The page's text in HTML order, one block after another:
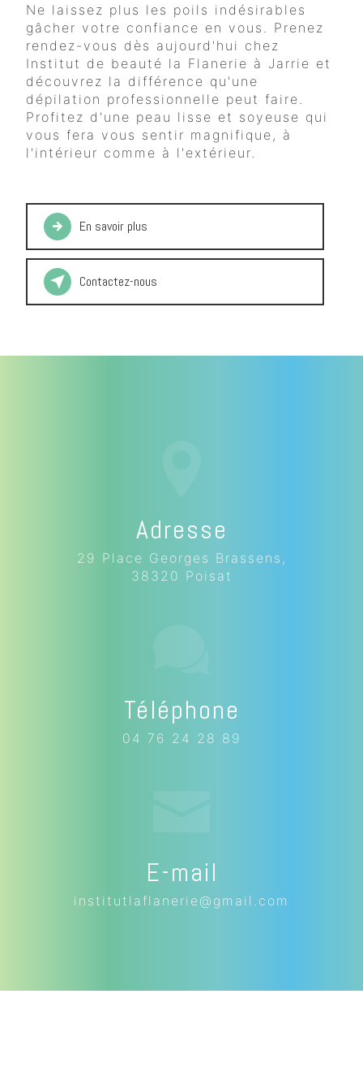
Ne laissez plus les poils indésirables
gâcher votre confiance en vous. Prenez
rendez-vous dès aujourd'hui chez
Institut de beauté la Flanerie à Jarrie et
découvrez la différence qu'une
dépilation professionnelle peut faire.
Profitez d'une peau lisse et soyeuse qui
vous fera vous sentir magnifique, à
l'intérieur comme à l'extérieur.
En savoir plus
Contactez-nous
Adresse
29 Place Georges Brassens,
38320 Poisat
Téléphone
04 76 24 28 89
E-mail
institutlaflanerie@gmail.com